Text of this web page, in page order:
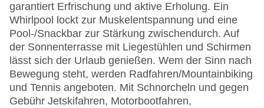
garantiert Erfrischung und aktive Erholung. Ein
Whirlpool lockt zur Muskelentspannung und eine
Pool-/Snackbar zur Stärkung zwischendurch. Auf
der Sonnenterrasse mit Liegestühlen und Schirmen
lässt sich der Urlaub genießen. Wem der Sinn nach
Bewegung steht, werden Radfahren/Mountainbiking
und Tennis angeboten. Mit Schnorcheln und gegen
Gebühr Jetskifahren, Motorbootfahren,